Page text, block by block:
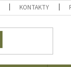
KONTAKTY